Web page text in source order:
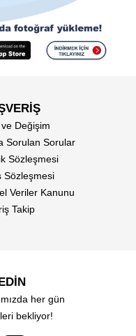
Değişim
Sorulan Sorular
Sözleşmesi
Sözleşmesi
Veriler Kanunu
Takip
her gün
bekliyor!